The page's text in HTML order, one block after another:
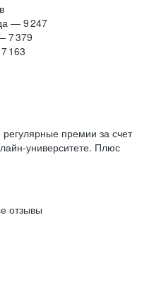
— 9 247
7 379
163
премии за счет
университете. Плюс
отзывы